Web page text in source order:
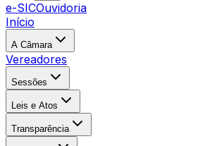
e-SICOuvidoria
Início
A Câmara
Vereadores
Sessões
Leis e Atos
Transparência